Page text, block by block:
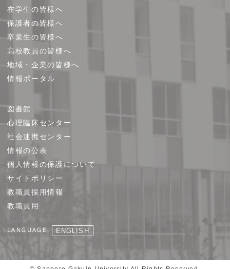
在学生の皆様へ
保護者の皆様へ
卒業生の皆様へ
高校教員の皆様へ
地域・企業の皆様へ
情報ポータル
図書館
心理臨床センター
社会連携センター
情報の公表
個人情報の保護について
サイトポリシー
教職員採用情報
教職員用
LANGUAGE ENGLISH